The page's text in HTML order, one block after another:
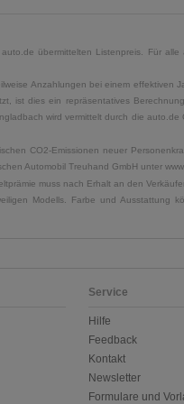
übermittelten Listenpreis. Für
Anzahlungen bei einem
ist dies ein repräsentatives
wird vermittelt durch die
CO2-Emissionen neuer
Automobil Treuhand GmbH unter
muss nach Erhalt an den
Modells. Farbe und
Service
Hilfe
Feedback
Kontakt
Newsletter
Formulare und